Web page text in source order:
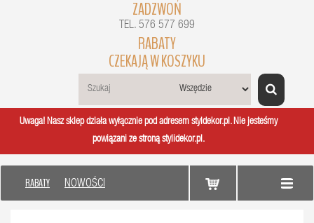
ZADZWOŃ
TEL. 576 577 699
RABATY
CZEKAJĄ W KOSZYKU
Uwaga! Nasz sklep działa wyłącznie pod adresem styldekor.pl. Nie jesteśmy
powiązani ze stroną stylidekor.pl.
RABATY NOWOŚCI